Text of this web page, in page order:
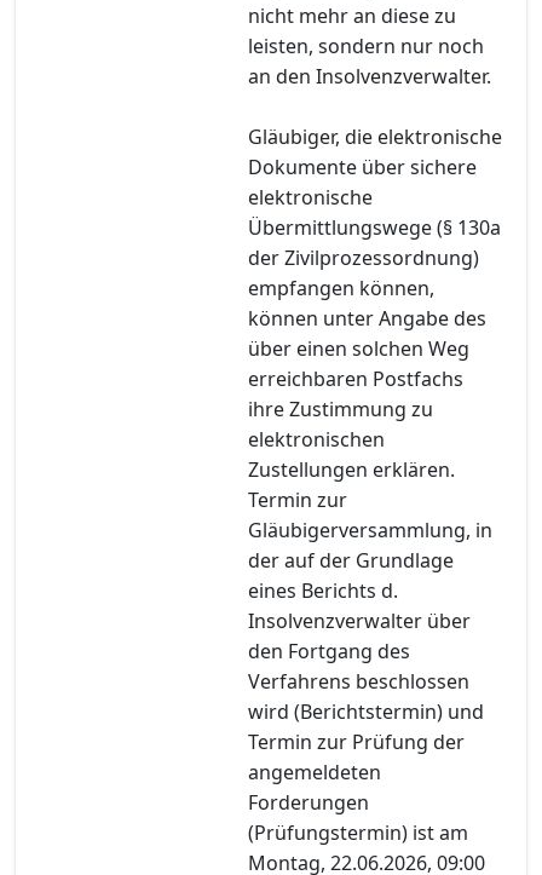
nicht mehr an diese zu
leisten, sondern nur noch
an den Insolvenzverwalter.
Gläubiger, die elektronische
Dokumente über sichere
elektronische
Übermittlungswege (§ 130a
der Zivilprozessordnung)
empfangen können,
können unter Angabe des
über einen solchen Weg
erreichbaren Postfachs
ihre Zustimmung zu
elektronischen
Zustellungen erklären.
Termin zur
Gläubigerversammlung, in
der auf der Grundlage
eines Berichts d.
Insolvenzverwalter über
den Fortgang des
Verfahrens beschlossen
wird (Berichtstermin) und
Termin zur Prüfung der
angemeldeten
Forderungen
(Prüfungstermin) ist am
Montag, 22.06.2026, 09:00